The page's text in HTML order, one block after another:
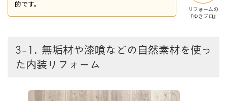
リフォームの
『ゆきプロ』
的です。
3-1. 無垢材や漆喰などの自然素材を使っ
た内装リフォーム